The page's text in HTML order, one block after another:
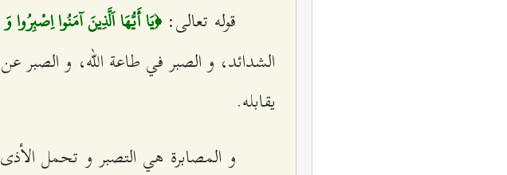
قوله تعالى:﴿يَا أَيُّهَا اَلَّذِينَ آمَنُوا اِصْبِرُوا
الشدائد، و الصبر في طاعة الله، و الصبر
يقابله.
و المصابرة هي التصبر و تحمل